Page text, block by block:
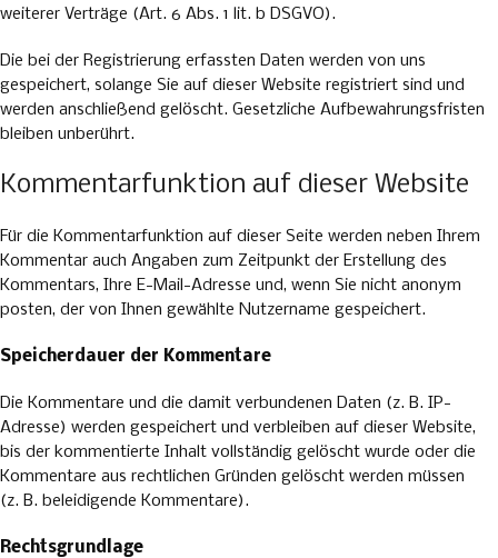
weiterer Verträge (Art. 6 Abs. 1 lit. b DSGVO).
Die bei der Registrierung erfassten Daten werden von uns
gespeichert, solange Sie auf dieser Website registriert sind und
werden anschließend gelöscht. Gesetzliche Aufbewahrungsfristen
bleiben unberührt.
Kommentarfunktion auf dieser Website
Für die Kommentarfunktion auf dieser Seite werden neben Ihrem
Kommentar auch Angaben zum Zeitpunkt der Erstellung des
Kommentars, Ihre E-Mail-Adresse und, wenn Sie nicht anonym
posten, der von Ihnen gewählte Nutzername gespeichert.
Speicherdauer der Kommentare
Die Kommentare und die damit verbundenen Daten (z. B. IP-
Adresse) werden gespeichert und verbleiben auf dieser Website,
bis der kommentierte Inhalt vollständig gelöscht wurde oder die
Kommentare aus rechtlichen Gründen gelöscht werden müssen
(z. B. beleidigende Kommentare).
Rechtsgrundlage